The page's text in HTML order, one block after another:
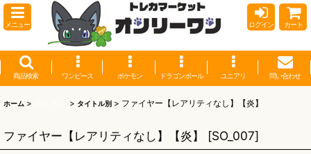
メニュー ログイン カート
商品検索 ワンピース ポケモン ドラゴンボール ユニアリ 問い合わせ
ホーム > > タイトル別 > ファイヤー【レアリティなし】【炎】
ファイヤー【レアリティなし】【炎】 [SO_007]